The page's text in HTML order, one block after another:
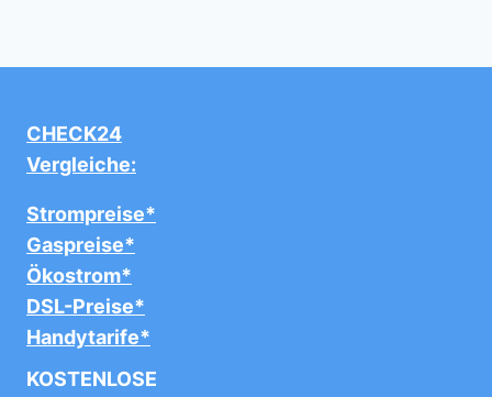
CHECK24
Vergleiche:
Strompreise*
Gaspreise*
Ökostrom*
DSL-Preise*
Handytarife*
KOSTENLOSE